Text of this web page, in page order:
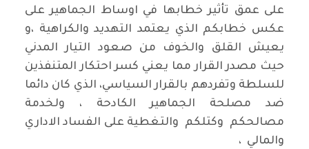
على عمق تأثير خطابها في اوساط الجماهير على
عكس خطابكم الذي يعتمد التهديد والكراهية ،و
يعيش القلق والخوف من صعود التيار المدني
حيث مصدر القرار مما يعني كسر احتكار المتنفذين
للسلطة وتفردهم بالقرار السياسي، الذي كان دائما
ضد مصلحة الجماهير الكادحة ، ولخدمة
مصالحكم وكتلكم والتغطية على الفساد الاداري
والمالي ،